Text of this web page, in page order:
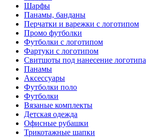
Шарфы
Панамы, банданы
Перчатки и варежки с логотипом
Промо футболки
Футболки с логотипом
Фартуки с логотипом
Свитшоты под нанесение логотипа
Панамы
Аксессуары
Футболки поло
Футболки
Вязаные комплекты
Детская одежда
Офисные рубашки
Трикотажные шапки